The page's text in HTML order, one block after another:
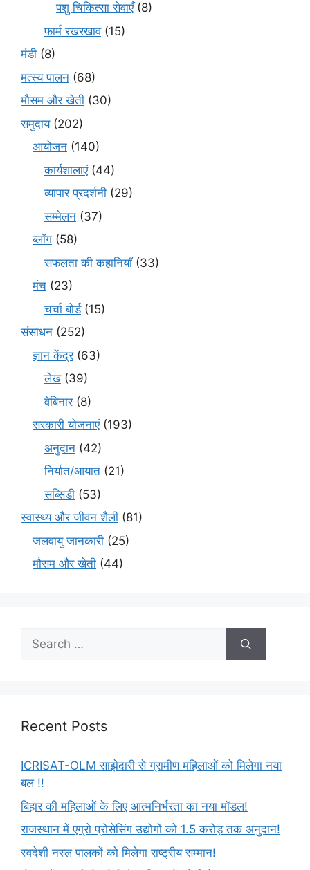
पशु चिकित्सा सेवाएँ(8)
फार्म रखरखाव(15)
मंडी (8)
मत्स्य पालन (68)
मौसम और खेती (30)
समुदाय(202)
आयोजन (140)
कार्यशालाएं(44)
व्यापार प्रदर्शनी (29)
सम्मेलन (37)
ब्लॉग (58)
सफलता की कहानियाँ(33)
मंच (23)
चर्चा बोर्ड(15)
संसाधन (252)
ज्ञान केंद्र(63)
लेख(39)
वेबिनार(8)
सरकारी योजनाएं(193)
अनुदान (42)
निर्यात/आयात (21)
सब्सिडी (53)
स्वास्थ्य और जीवन शैली (81)
जलवायु जानकारी (25)
मौसम और खेती (44)
Recent Posts
ICRISAT-OLM साझेदारी से ग्रामीण महिलाओं को मिलेगा नया
बल !!
बिहार की महिलाओं के लिए आत्मनिर्भरता का नया मॉडल!
राजस्थान में एग्रो प्रोसेसिंग उद्योगों को 1.5 करोड़ तक अनुदान!
स्वदेशी नस्ल पालकों को मिलेगा राष्ट्रीय सम्मान!